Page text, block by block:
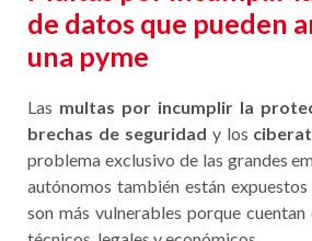
de datos que pueden
una pyme
Las multas por incumplir la
brechas de seguridad y los
problema exclusivo de las grandes
autónomos también están expuestos
son más vulnerables porque cuentan